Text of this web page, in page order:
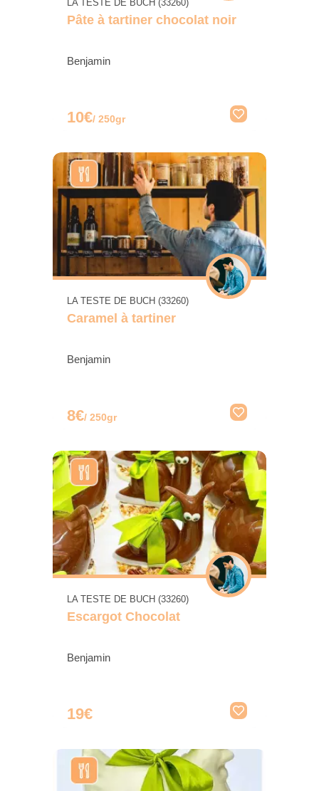
LA TESTE DE BUCH (33260)
Pâte à tartiner chocolat noir
Benjamin
10€/ 250gr
LA TESTE DE BUCH (33260)
Caramel à tartiner
Benjamin
8€/ 250gr
LA TESTE DE BUCH (33260)
Escargot Chocolat
Benjamin
19€